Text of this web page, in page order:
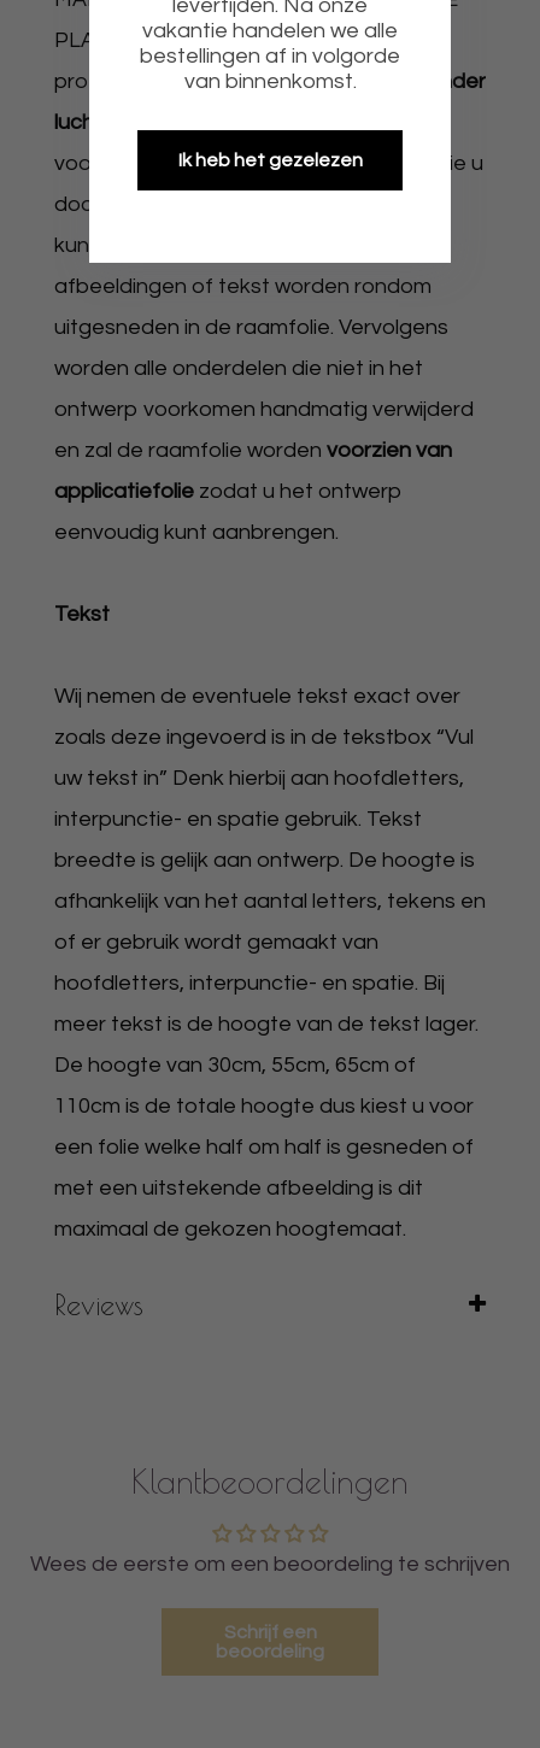
PLAKKENOnze raamfolie is van hoge
professionele kwaliteit watmakkelijk zonder
luchtbellen te plakken
voorzien van eenzelfklevende lijmlaag
die u
door middel van water gemakkelijk vast
kunt plakken. De eventuele gewenste
afbeeldingen of tekst worden rondom
uitgesneden in de raamfolie. Vervolgens
worden alle onderdelen die niet in het
ontwerp voorkomen handmatig verwijderd
en zal de raamfolie worden voorzien van
applicatiefolie zodat u het ontwerp
eenvoudig kunt aanbrengen.
Tekst
Wij nemen de eventuele tekst exact over
zoals deze ingevoerd is in de tekstbox “Vul
uw tekst in” Denk hierbij aan hoofdletters,
interpunctie- en spatie gebruik. Tekst
breedte is gelijk aan ontwerp. De hoogte is
afhankelijk van het aantal letters, tekens en
of er gebruik wordt gemaakt van
hoofdletters, interpunctie- en spatie. Bij
meer tekst is de hoogte van de tekst lager.
De hoogte van 30cm, 55cm, 65cm of
110cm is de totale hoogte dus kiest u voor
een folie welke half om half is gesneden of
met een uitstekende afbeelding is dit
maximaal de gekozen hoogtemaat.
Reviews
Klantbeoordelingen
Wees de eerste om een beoordeling te schrijven
Schrijf een
beoordeling
levertijden. Na onze
vakantie handelen we alle
bestellingen af in volgorde
van binnenkomst.
Ik heb het gezelezen